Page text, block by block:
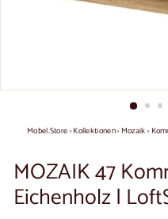
Mobel.Store›Kollektionen› Mozaik›
MOZAIK 47
Eichenholz |